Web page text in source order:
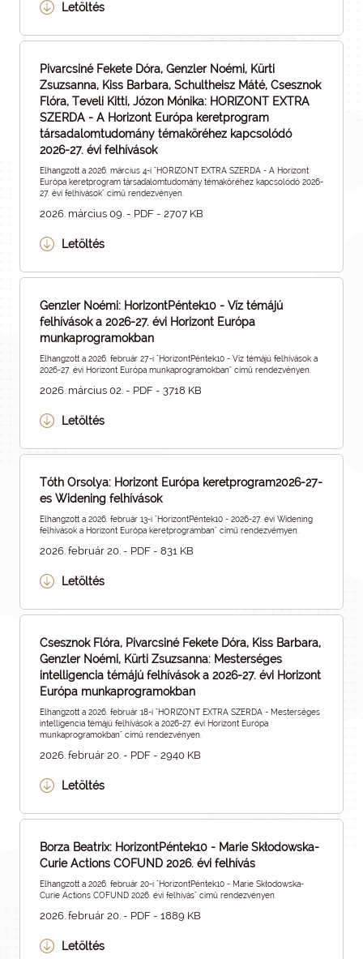
Letöltés
Pivarcsiné Fekete Dóra, Genzler Noémi, Kürti
Zsuzsanna, Kiss Barbara, Schultheisz Máté, Csesznok
Flóra, Teveli Kitti, Józon Mónika: HORIZONT EXTRA
SZERDA - A Horizont Európa keretprogram
társadalomtudomány témaköréhez kapcsolódó
2026-27. évi felhívások
Elhangzott a 2026. március 4-i "HORIZONT EXTRA SZERDA - A Horizont
Európa keretprogram társadalomtudomány témaköréhez kapcsolódó 2026-
27. évi felhívások" című rendezvényen.
2026. március 09. - PDF - 2707 KB
Letöltés
Genzler Noémi: HorizontPéntek10 - Víz témájú
felhívások a 2026-27. évi Horizont Európa
munkaprogramokban
Elhangzott a 2026. február 27-i "HorizontPéntek10 - Víz témájú felhívások a
2026-27. évi Horizont Európa munkaprogramokban" című rendezvényen.
2026. március 02. - PDF - 3718 KB
Letöltés
Tóth Orsolya: Horizont Európa keretprogram2026-27-
es Widening felhívások
Elhangzott a 2026. február 13-i "HorizontPéntek10 - 2026-27. évi Widening
felhívások a Horizont Európa keretprogramban" című rendezvémyen.
2026. február 20. - PDF - 831 KB
Letöltés
Csesznok Flóra, Pivarcsiné Fekete Dóra, Kiss Barbara,
Genzler Noémi, Kürti Zsuzsanna: Mesterséges
intelligencia témájú felhívások a 2026-27. évi Horizont
Európa munkaprogramokban
Elhangzott a 2026. február 18-i "HORIZONT EXTRA SZERDA - Mesterséges
intelligencia témájú felhívások a 2026-27. évi Horizont Európa
munkaprogramokban" című rendezvényen.
2026. február 20. - PDF - 2940 KB
Letöltés
Borza Beatrix: HorizontPéntek10 - Marie Skłodowska-
Curie Actions COFUND 2026. évi felhívás
Elhangzott a 2026. február 20-i "HorizontPéntek10 - Marie Skłodowska-
Curie Actions COFUND 2026. évi felhívás" című rendezvényen.
2026. február 20. - PDF - 1889 KB
Letöltés